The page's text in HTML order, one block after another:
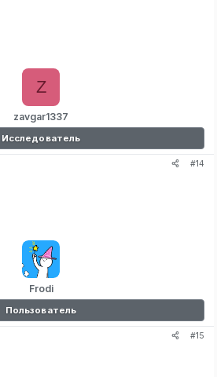
zavgar1337
Z
Исследователь
#14
Frodi
Пользователь
#15